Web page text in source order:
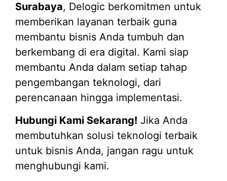
Surabaya, Delogic berkomitmen untuk
memberikan layanan terbaik guna
membantu bisnis Anda tumbuh dan
berkembang di era digital. Kami siap
membantu Anda dalam setiap tahap
pengembangan teknologi, dari
perencanaan hingga implementasi.
Hubungi Kami Sekarang! Jika Anda
membutuhkan solusi teknologi terbaik
untuk bisnis Anda, jangan ragu untuk
menghubungi kami.